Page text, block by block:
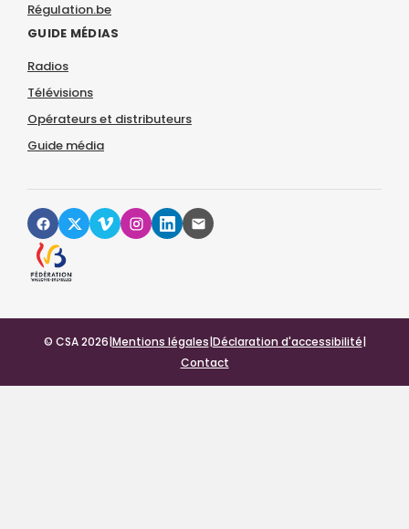
Régulation.be
GUIDE MÉDIAS
Radios
Télévisions
Opérateurs et distributeurs
Guide média
© CSA 2026|Mentions légales|Déclaration d'accessibilité|
Contact